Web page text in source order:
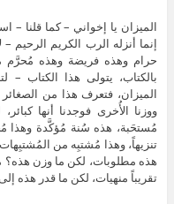
الميزان يا إخواني – كما قلنا
إنما أنزله الرب الكريم الرحيم
حرام وهذه فريضة وهذه مُحرَّم
بالكتاب، يتولى هذا الكتاب –
الميزان، فتعرف هذا من الصغائر
ووزنا الأُخرى فوجدنا أنها
مُستحَبة، هذه سُنة مُؤكَّدة وهذا
تنزيهاً، وهذا مُشتبِه من
هذه مطلوبات، لكن ما وزن هذه؟
تقريباً منهيات، لكن ما قدر هذه